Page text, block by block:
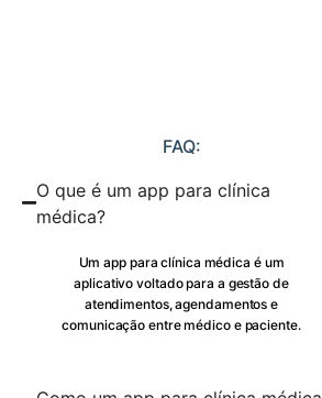
FAQ:
O que é um app para clínica
médica?
Um app para clínica médica é um
aplicativo voltado para a gestão de
atendimentos, agendamentos e
comunicação entre médico e paciente.